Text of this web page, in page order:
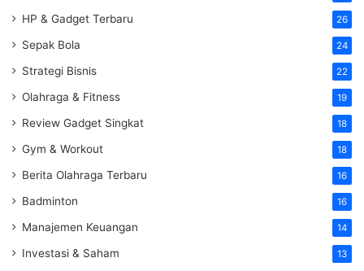
HP & Gadget Terbaru 26
Sepak Bola 24
Strategi Bisnis 22
Olahraga & Fitness 19
Review Gadget Singkat 18
Gym & Workout 18
Berita Olahraga Terbaru 16
Badminton 16
Manajemen Keuangan 14
Investasi & Saham 13